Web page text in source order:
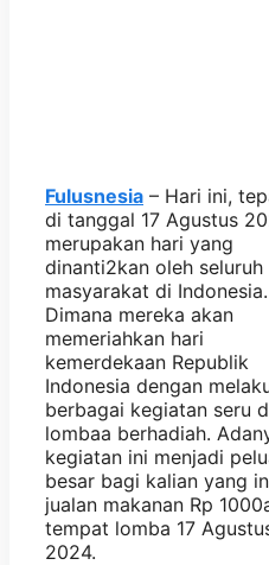
Fulusnesia – Hari ini,
di tanggal 17 Agustus
merupakan hari yang
dinanti2kan oleh seluruh
masyarakat di Indonesia.
Dimana mereka akan
memeriahkan hari
kemerdekaan Republik
Indonesia dengan
berbagai kegiatan seru
lombaa berhadiah.
kegiatan ini menjadi
besar bagi kalian yang
jualan makanan Rp
tempat lomba 17
2024.